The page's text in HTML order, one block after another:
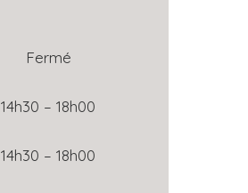
Fermé
14h30 – 18h00
14h30 – 18h00